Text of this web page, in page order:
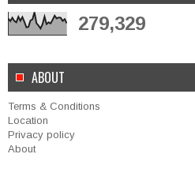
279,329
ABOUT
Terms & Conditions
Location
Privacy policy
About